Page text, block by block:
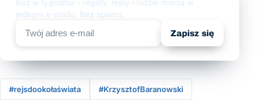
Raz w tygodniu - regaty, rejsy i ludzie morza w
jednym e-mailu. Bez spamu.
Zapisz się
#rejsdookołaświata #KrzysztofBaranowski